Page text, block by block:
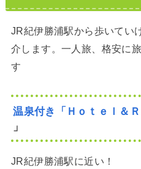
JR紀伊勝浦駅から歩いてい
介します。一人旅、格安に
す
温泉付き「Ｈｏｔｅｌ＆
」
JR紀伊勝浦駅に近い！